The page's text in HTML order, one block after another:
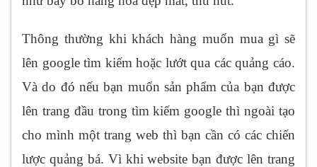
Thông thường khi khách hàng muốn mua gì sẽ
lên google tìm kiếm hoặc lướt qua các quảng cáo.
Và do đó nếu bạn muốn sản phẩm của bạn được
lên trang đầu trong tìm kiếm google thì ngoài tạo
cho mình một trang web thì bạn cần có các chiến
lược quảng bá. Vì khi website bạn được lên trang